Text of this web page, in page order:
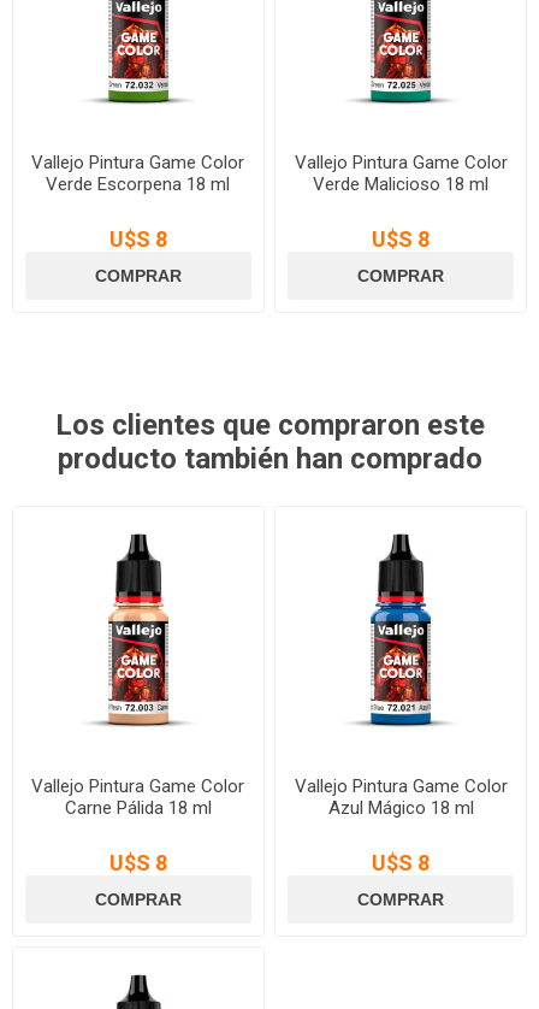
Vallejo Pintura Game Color
Verde Escorpena 18 ml
U$S 8
Vallejo Pintura Game Color
Verde Malicioso 18 ml
U$S 8
Los clientes que compraron este
producto también han comprado
Vallejo Pintura Game Color
Carne Pálida 18 ml
U$S 8
Vallejo Pintura Game Color
Azul Mágico 18 ml
U$S 8